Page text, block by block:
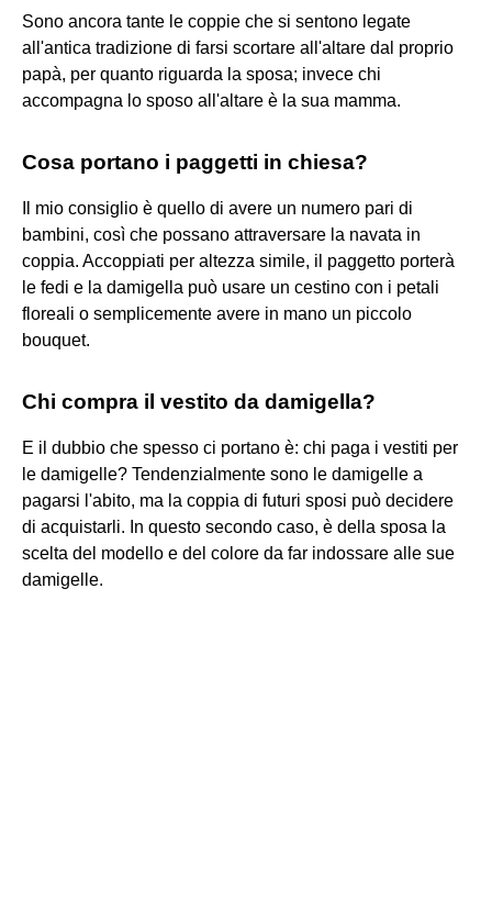
Sono ancora tante le coppie che si sentono legate
all'antica tradizione di farsi scortare all'altare dal proprio
papà, per quanto riguarda la sposa; invece chi
accompagna lo sposo all'altare è la sua mamma.
Cosa portano i paggetti in chiesa?
Il mio consiglio è quello di avere un numero pari di
bambini, così che possano attraversare la navata in
coppia. Accoppiati per altezza simile, il paggetto porterà
le fedi e la damigella può usare un cestino con i petali
floreali o semplicemente avere in mano un piccolo
bouquet.
Chi compra il vestito da damigella?
E il dubbio che spesso ci portano è: chi paga i vestiti per
le damigelle? Tendenzialmente sono le damigelle a
pagarsi l'abito, ma la coppia di futuri sposi può decidere
di acquistarli. In questo secondo caso, è della sposa la
scelta del modello e del colore da far indossare alle sue
damigelle.